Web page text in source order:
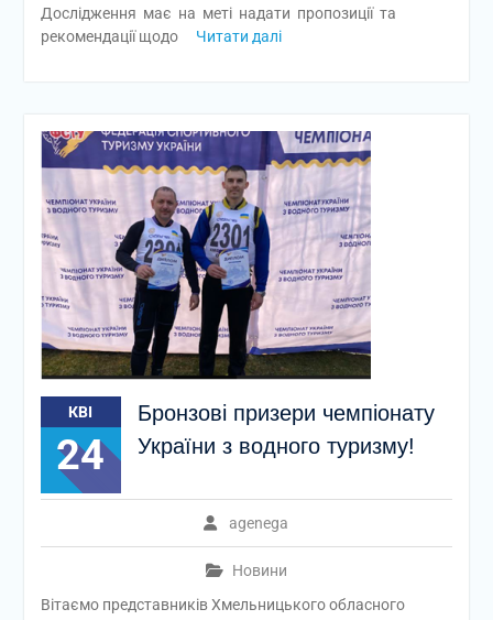
Дослідження має на меті надати пропозиції та
рекомендації щодо
Читати далі
КВІ
24
Бронзові призери чемпіонату
України з водного туризму!
agenega
Новини
Вітаємо представників Хмельницького обласного